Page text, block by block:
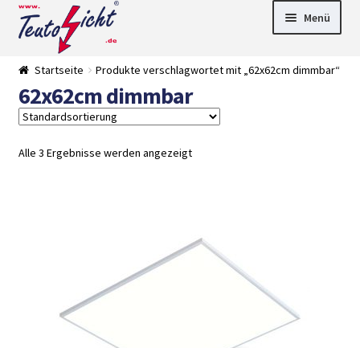
Zur
Navigation
springen
Springe
zum
Menü
► LED Panel
►
Startseite Produkte verschlagwortet mit „62x62cm dimmbar“
62x62cm dimmbar
Alle 3 Ergebnisse werden angezeigt